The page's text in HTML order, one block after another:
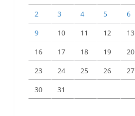
2 3 4 5 6
9 10 11 12 13
16 17 18 19 20
23 24 25 26 27
30 31